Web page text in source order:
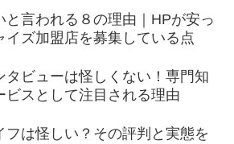
と言われる８の理由｜HPが安っ
イズ加盟店を募集している点
タビューは怪しくない！専門知
ビスとして注目される理由
フは怪しい？その評判と実態を